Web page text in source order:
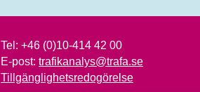
Tel: +46 (0)10-414 42 00
E-post: trafikanalys@trafa.se
Tillgänglighetsredogörelse